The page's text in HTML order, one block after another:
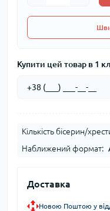
Купити цей товар в 1
Кількість бісерин/
Наближений формат:
Доставка
Новою Поштою у